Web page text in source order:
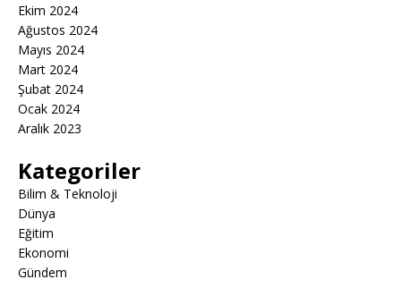
Ekim 2024
Ağustos 2024
Mayıs 2024
Mart 2024
Şubat 2024
Ocak 2024
Aralık 2023
Kategoriler
Bilim & Teknoloji
Dünya
Eğitim
Ekonomi
Gündem